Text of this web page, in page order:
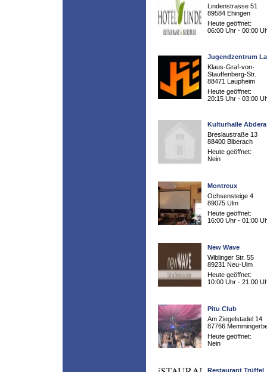
Lindenstrasse 51
89584 Ehingen
Heute geöffnet:
06:00 Uhr - 00:00
Jugendzentrum
Klaus-Graf-von-
Stauffenberg-Str.
88471 Laupheim
Heute geöffnet:
20:15 Uhr - 03:00
Kulturhalle Abdera
Breslaustraße 13
88400 Biberach
Heute geöffnet:
Nein
Montreux
Ochsensteige 4
89075 Ulm
Heute geöffnet:
16:00 Uhr - 01:00
New Wave
Wiblinger Str. 55
89231 Neu-Ulm
Heute geöffnet:
10:00 Uhr - 21:00
Pitu Club
Am Ziegelstadel 14
87766
Heute geöffnet:
Nein
Restaurant Trüffel